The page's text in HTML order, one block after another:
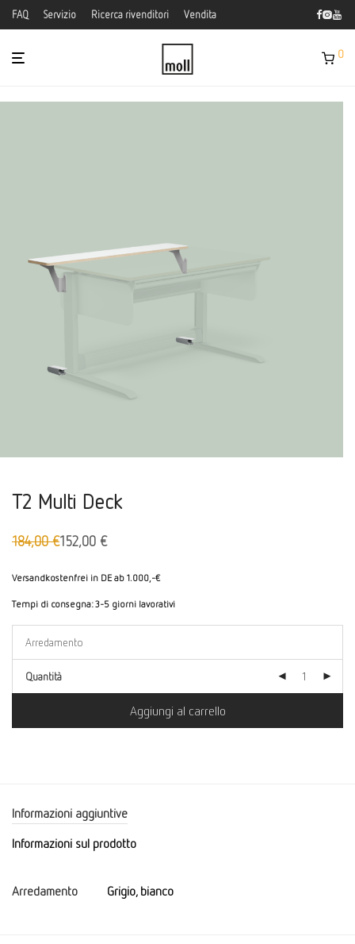
FAQ Servizio Ricerca rivenditori Vendita
0
T2 Multi Deck
184,00€
Il
originale
€
184,00
152,00 €
Aktueller
ist:
Versandkostenfrei in DE ab 1.000,-€
Tempi di consegna:3-5 giorni lavorativi
Quantità
Aggiungi al carrello
Informazioni aggiuntive
Informazioni sul prodotto
Arredamento Grigio, bianco